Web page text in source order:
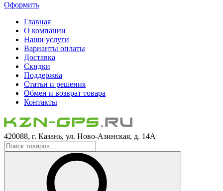
Оформить
Главная
О компании
Наши услуги
Варианты оплаты
Доставка
Скидки
Поддержка
Статьи и решения
Обмен и возврат товара
Контакты
420088, г. Казань, ул. Ново-Азинская, д. 14А